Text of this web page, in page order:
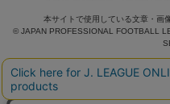
本サイトで使用している文章・画
© JAPAN PROFESSIONAL FOOTBALL
powered